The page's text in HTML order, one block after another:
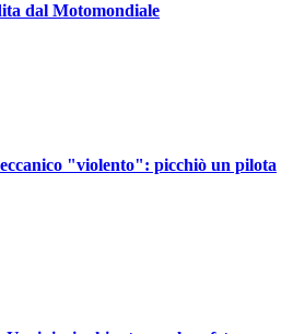
dal Motomondiale
"violento": picchiò un pilota